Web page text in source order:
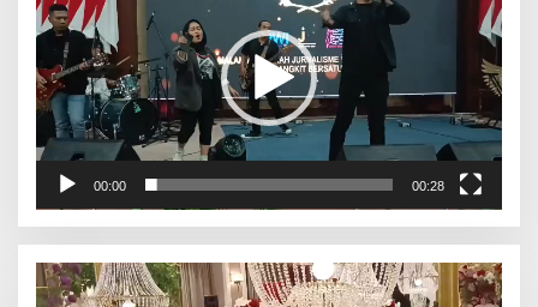
00:00 00:28
Pemutar
Video